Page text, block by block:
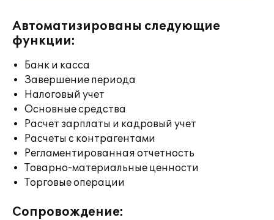
Автоматизированы следующие
функции:
Банк и касса
Завершение периода
Налоговый учет
Основные средства
Расчет зарплаты и кадровый учет
Расчеты с контрагентами
Регламентированная отчетность
Товарно-материальные ценности
Торговые операции
Сопровождение: